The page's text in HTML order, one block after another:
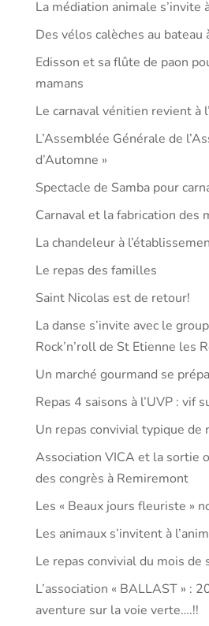
La médiation animale s’invite
Des vélos calèches au bateau
Edisson et sa flûte de paon
mamans
Le carnaval vénitien revient à
L’Assemblée Générale de
d’Automne »
Spectacle de Samba pour
Carnaval et la fabrication des
La chandeleur à
Le repas des familles
Saint Nicolas est de retour!
La danse s’invite avec le
Rock’n’roll de St Etienne les
Un marché gourmand se
Repas 4 saisons à l’UVP : vif
Un repas convivial typique
Association VICA et la sortie
des congrès à Remiremont
Les « Beaux jours fleuriste »
Les animaux s’invitent à
Le repas convivial du mois de
L’association « BALLAST » :
aventure sur la voie verte….!!